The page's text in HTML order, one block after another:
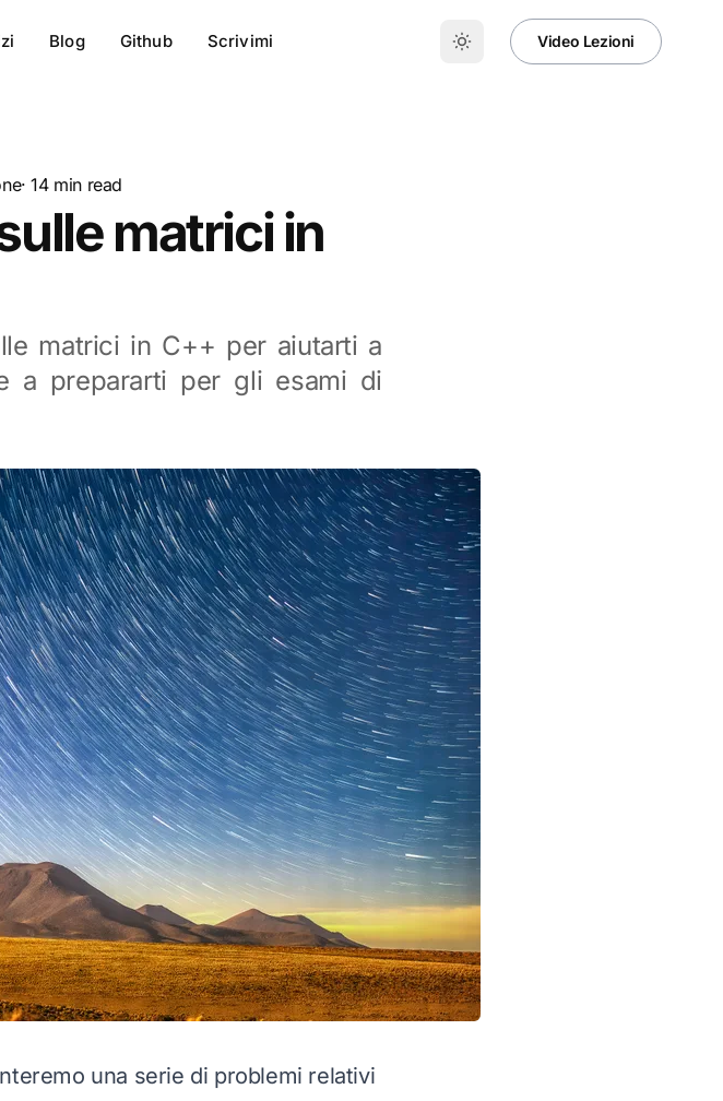
Blog Github Scrivimi Video Lezioni
· 14 min read
matrici in
matrici in C++ per aiutarti a
a prepararti per gli esami di
una serie di problemi relativi